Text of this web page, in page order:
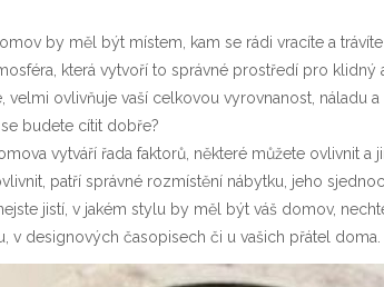
by měl být místem, kam se rádi vracíte a
která vytvoří to správné prostředí pro klidný
velmi ovlivňuje vaší celkovou vyrovnanost, náladu
budete cítit dobře?
vytváří řada faktorů, některé můžete ovlivnit a
patří správné rozmístění nábytku, jeho
jistí, v jakém stylu by měl být váš domov,
v designových časopisech či u vašich přátel doma.